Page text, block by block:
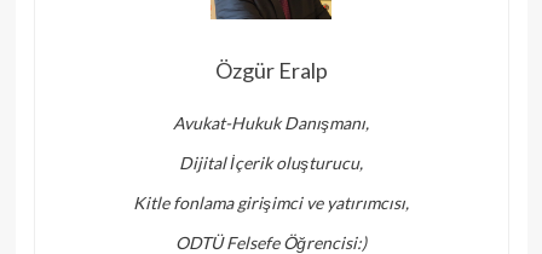
Özgür Eralp
Avukat-Hukuk Danışmanı,
Dijital İçerik oluşturucu,
Kitle fonlama girişimci ve yatırımcısı,
ODTÜ Felsefe Öğrencisi:)